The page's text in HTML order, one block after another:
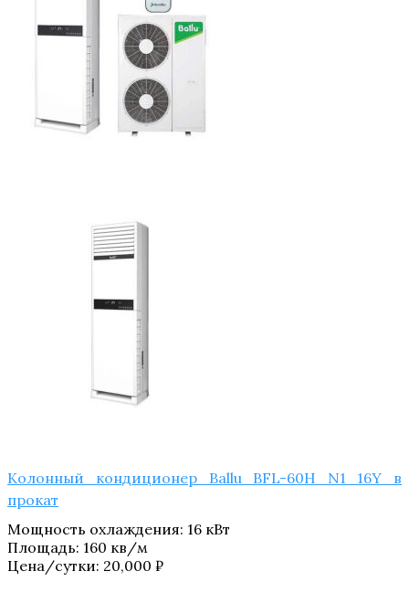
Колонный кондиционер Ballu BFL-60H N1_​16Y в
прокат
Мощность охлаждения: 16 кВт
Площадь: 160 кв/м
Цена/сутки: 20,000 ₽